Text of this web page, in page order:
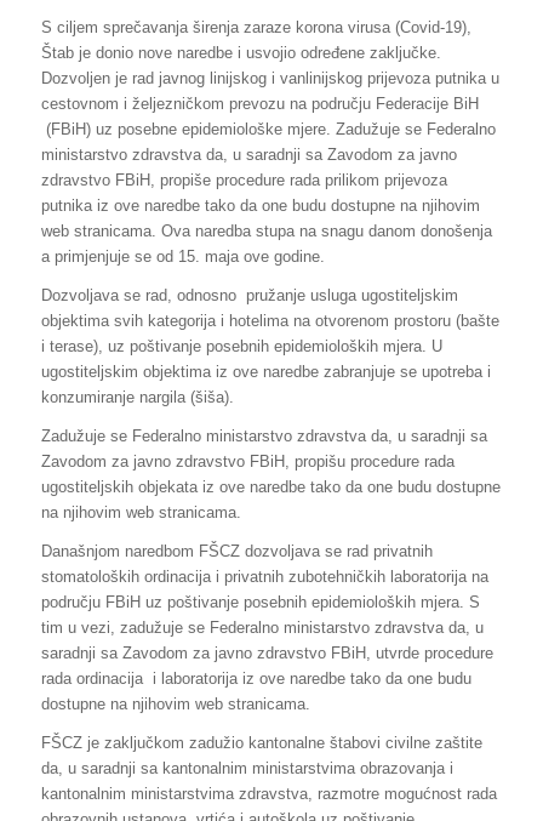
S ciljem sprečavanja širenja zaraze korona virusa (Covid-19),
Štab je donio nove naredbe i usvojio određene zaključke.
Dozvoljen je rad javnog linijskog i vanlinijskog prijevoza putnika u
cestovnom i željezničkom prevozu na području Federacije BiH
(FBiH) uz posebne epidemiološke mjere. Zadužuje se Federalno
ministarstvo zdravstva da, u saradnji sa Zavodom za javno
zdravstvo FBiH, propiše procedure rada prilikom prijevoza
putnika iz ove naredbe tako da one budu dostupne na njihovim
web stranicama. Ova naredba stupa na snagu danom donošenja
a primjenjuje se od 15. maja ove godine.
Dozvoljava se rad, odnosno pružanje usluga ugostiteljskim
objektima svih kategorija i hotelima na otvorenom prostoru (bašte
i terase), uz poštivanje posebnih epidemioloških mjera. U
ugostiteljskim objektima iz ove naredbe zabranjuje se upotreba i
konzumiranje nargila (šiša).
Zadužuje se Federalno ministarstvo zdravstva da, u saradnji sa
Zavodom za javno zdravstvo FBiH, propišu procedure rada
ugostiteljskih objekata iz ove naredbe tako da one budu dostupne
na njihovim web stranicama.
Današnjom naredbom FŠCZ dozvoljava se rad privatnih
stomatoloških ordinacija i privatnih zubotehničkih laboratorija na
području FBiH uz poštivanje posebnih epidemioloških mjera. S
tim u vezi, zadužuje se Federalno ministarstvo zdravstva da, u
saradnji sa Zavodom za javno zdravstvo FBiH, utvrde procedure
rada ordinacija i laboratorija iz ove naredbe tako da one budu
dostupne na njihovim web stranicama.
FŠCZ je zaključkom zadužio kantonalne štabovi civilne zaštite
da, u saradnji sa kantonalnim ministarstvima obrazovanja i
kantonalnim ministarstvima zdravstva, razmotre mogućnost rada